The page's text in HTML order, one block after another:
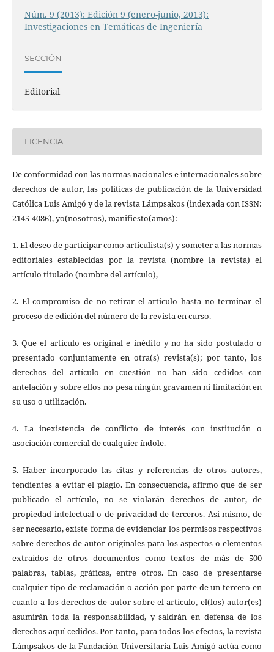
Núm. 9 (2013): Edición 9 (enero-junio, 2013):
Investigaciones en Temáticas de Ingeniería
SECCIÓN
Editorial
LICENCIA
De conformidad con las normas nacionales e internacionales sobre
derechos de autor, las políticas de publicación de la Universidad
Católica Luis Amigó y de la revista Lámpsakos (indexada con ISSN:
2145-4086), yo(nosotros), manifiesto(amos):
1. El deseo de participar como articulista(s) y someter a las normas
editoriales establecidas por la revista (nombre la revista) el
artículo titulado (nombre del artículo),
2. El compromiso de no retirar el artículo hasta no terminar el
proceso de edición del número de la revista en curso.
3. Que el artículo es original e inédito y no ha sido postulado o
presentado conjuntamente en otra(s) revista(s); por tanto, los
derechos del artículo en cuestión no han sido cedidos con
antelación y sobre ellos no pesa ningún gravamen ni limitación en
su uso o utilización.
4. La inexistencia de conflicto de interés con institución o
asociación comercial de cualquier índole.
5. Haber incorporado las citas y referencias de otros autores,
tendientes a evitar el plagio. En consecuencia, afirmo que de ser
publicado el artículo, no se violarán derechos de autor, de
propiedad intelectual o de privacidad de terceros. Así mismo, de
ser necesario, existe forma de evidenciar los permisos respectivos
sobre derechos de autor originales para los aspectos o elementos
extraídos de otros documentos como textos de más de 500
palabras, tablas, gráficas, entre otros. En caso de presentarse
cualquier tipo de reclamación o acción por parte de un tercero en
cuanto a los derechos de autor sobre el artículo, el(los) autor(es)
asumirán toda la responsabilidad, y saldrán en defensa de los
derechos aquí cedidos. Por tanto, para todos los efectos, la revista
Lámpsakos de la Fundación Universitaria Luis Amigó actúa como